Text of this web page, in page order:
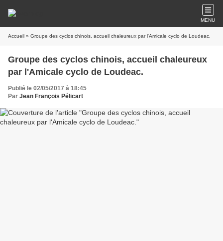
MENU
Accueil » Groupe des cyclos chinois, accueil chaleureux par l'Amicale cyclo de Loudeac.
Groupe des cyclos chinois, accueil chaleureux
par l'Amicale cyclo de Loudeac.
Publié le 02/05/2017 à 18:45
Par Jean François Pélicart